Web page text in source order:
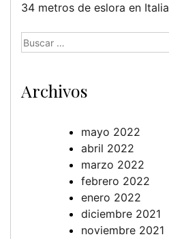
34 metros de eslora en Italia
Buscar:
Archivos
mayo 2022
abril 2022
marzo 2022
febrero 2022
enero 2022
diciembre 2021
noviembre 2021